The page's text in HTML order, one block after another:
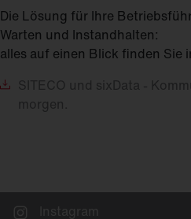
Die Lösung für Ihre
Warten und Instandhalten:
alles auf einen Blick finden Sie
SITECO und sixData -
morgen.
Instagram